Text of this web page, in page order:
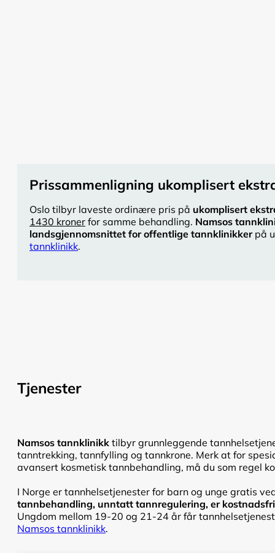
Prissammenligning ukomplisert
Oslo tilbyr laveste ordinære pris på ukomplisert
1430 kroner for samme behandling. Namsos
landsgjennomsnittet for offentlige tannklinikkerpå
tannklinikk.
Tjenester
Namsos tannklinikk tilbyr grunnleggende
tanntrekking, tannfylling og tannkrone. Merk at for
avansert kosmetisk tannbehandling, må du som regel
I Norge er tannhelsetjenester for barn og unge gratis
tannbehandling, unntatt tannregulering, er
Ungdom mellom 19-20 og 21-24 år får
Namsos tannklinikk.